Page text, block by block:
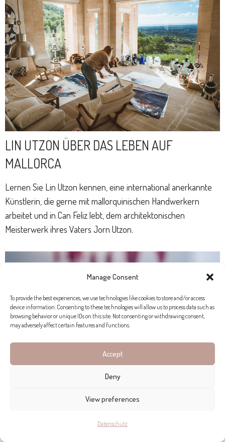
Manage Consent
To provide the best experiences, we use technologies like cookies to store and/or access
device information. Consenting to these technologies will allow us to process data such as
browsing behavior or unique IDs on this site. Not consenting or withdrawing consent,
may adversely affect certain features and functions.
Accept
Deny
View preferences
Datenschutz
LIN UTZON ÜBER DAS LEBEN AUF
MALLORCA
Lernen Sie Lin Utzon kennen, eine international anerkannte
Künstlerin, die gerne mit mallorquinischen Handwerkern
arbeitet und in Can Feliz lebt, dem architektonischen
Meisterwerk ihres Vaters Jorn Utzon.